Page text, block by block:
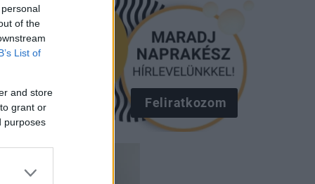
of the
List of
and store
grant or
purposes
Feliratkozom